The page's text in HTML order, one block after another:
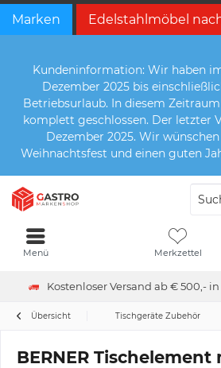
Marken Edelstahlmöbel
Kundeninformation: Wir haben
Dezember 2025 bis
Betriebsurlaub. In diesem
komplett geschlossen. Der letzter
Dezember 2025. Wir
Weihnachtsfest und einen guten
Kostenloser Versand ab € 500,-
Merkzettel
Menü
Übersicht Tischgeräte Zubehör
BERNER Tischelement